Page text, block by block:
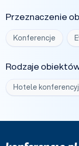
Przeznaczenie
Konferencje
Rodzaje
Hotele